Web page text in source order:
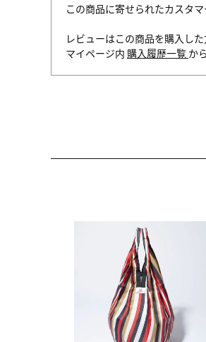
この商品に寄せられたカスタ
レビューはこの商品を購入し
マイページ内 購入履歴一覧 か